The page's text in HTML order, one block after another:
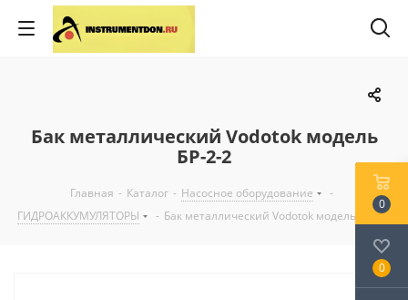
Бак металлический Vodotok модель
БР-2-2
Главная - Каталог - Насосное оборудование
-
ГИДРОАККУМУЛЯТОРЫ
- Бак металлический Vodotok модель БР-2-2
0
0